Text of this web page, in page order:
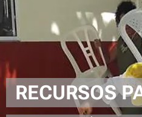
RECURSOS